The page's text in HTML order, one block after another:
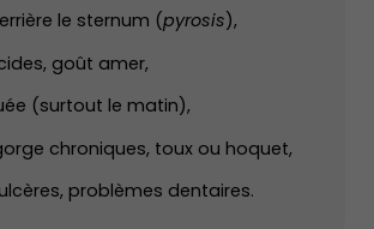
le sternum (pyrosis),
goût amer,
(surtout le matin),
chroniques, toux ou hoquet,
problèmes dentaires.